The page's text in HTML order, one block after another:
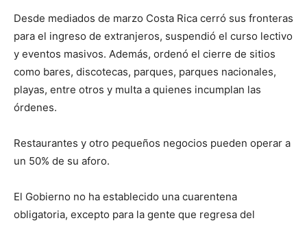
Desde mediados de marzo Costa Rica cerró sus fronteras
para el ingreso de extranjeros, suspendió el curso lectivo
y eventos masivos. Además, ordenó el cierre de sitios
como bares, discotecas, parques, parques nacionales,
playas, entre otros y multa a quienes incumplan las
órdenes.
Restaurantes y otro pequeños negocios pueden operar a
un 50% de su aforo.
El Gobierno no ha establecido una cuarentena
obligatoria, excepto para la gente que regresa del